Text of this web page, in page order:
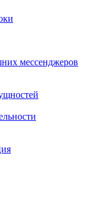
мессенджеров